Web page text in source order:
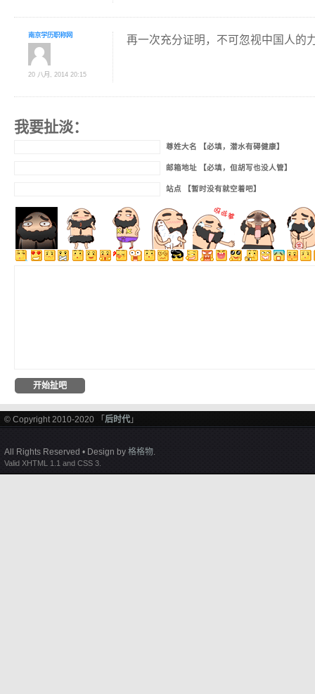
南京学历职称网
20 八月, 2014 20:15
再一次充分证明，不可忽视中国人的
我要扯淡：
尊姓大名 【必填，潜水有碍健康】
邮箱地址 【必填，但胡写也没人管】
站点 【暂时没有就空着吧】
© Copyright 2010-2020 「 后时代 」
All Rights Reserved • Design by 格格物.
Valid XHTML 1.1 and CSS 3.